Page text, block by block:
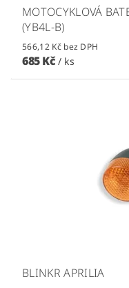
MOTOCYKLOVÁ
(YB4L-B)
566,12 Kč bez DPH
685 Kč / ks
BLINKR APRILIA